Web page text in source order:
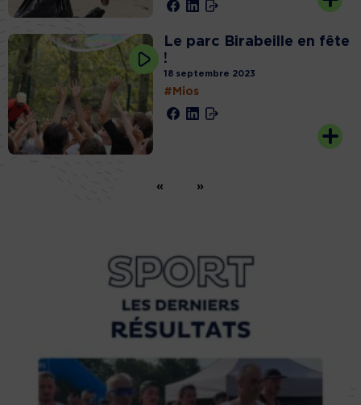
Le parc Birabeille en fête
!
18 septembre 2023
#Mios
« »